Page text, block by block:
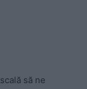
să ne